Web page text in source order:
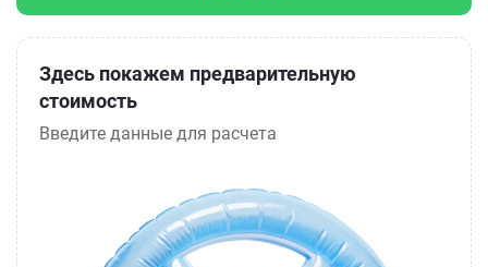
Здесь покажем предварительную
стоимость
Введите данные для расчета